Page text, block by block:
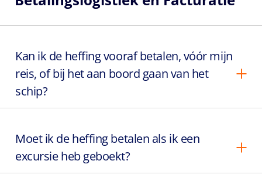
Kan ik de heffing vooraf betalen, vóór mijn
reis, of bij het aan boord gaan van het
schip?
Moet ik de heffing betalen als ik een
excursie heb geboekt?